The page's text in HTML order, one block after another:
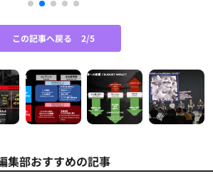
この記事へ戻る 2/5
集部おすすめの記事